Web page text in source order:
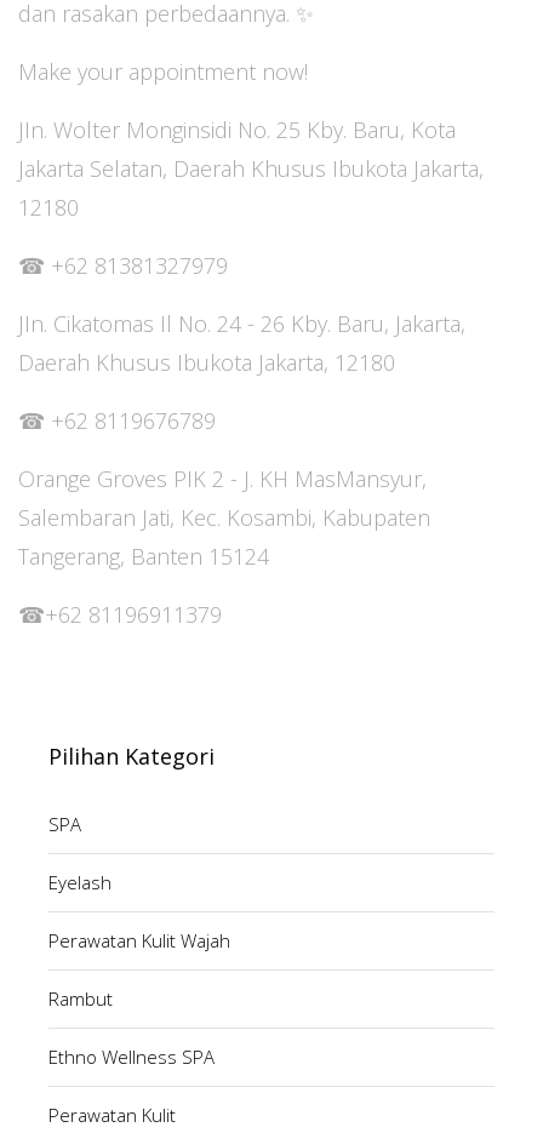
dan rasakan perbedaannya. ✨
Make your appointment now!
JIn. Wolter Monginsidi No. 25 Kby. Baru, Kota
Jakarta Selatan, Daerah Khusus Ibukota Jakarta,
12180
☎ +62 81381327979
JIn. Cikatomas Il No. 24 - 26 Kby. Baru, Jakarta,
Daerah Khusus Ibukota Jakarta, 12180
☎ +62 8119676789
Orange Groves PIK 2 - J. KH MasMansyur,
Salembaran Jati, Kec. Kosambi, Kabupaten
Tangerang, Banten 15124
☎+62 81196911379
Pilihan Kategori
SPA
Eyelash
Perawatan Kulit Wajah
Rambut
Ethno Wellness SPA
Perawatan Kulit